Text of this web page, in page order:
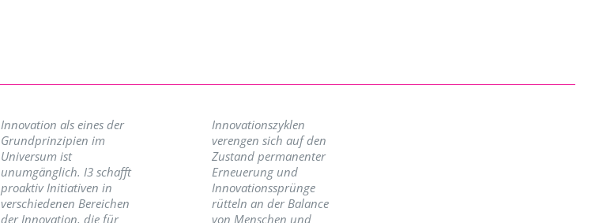
Innovation als eines der
Grundprinzipien im
Universum ist
unumgänglich. I3 schafft
proaktiv Initiativen in
verschiedenen Bereichen
der Innovation, die für
Innovationszyklen
verengen sich auf den
Zustand permanenter
Erneuerung und
Innovationssprünge
rütteln an der Balance
von Menschen und